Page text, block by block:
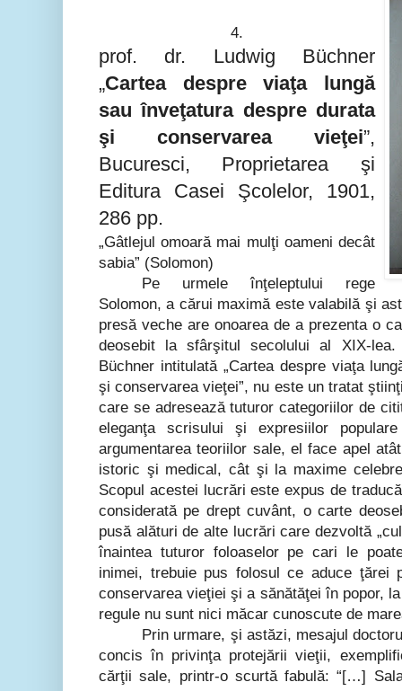
4.
prof. dr. Ludwig Büchner
„Cartea despre viaţa lungă
sau înveţatura despre durata
şi conservarea vieţei”,
Bucuresci, Proprietarea şi
Editura Casei Şcolelor, 1901,
286 pp.
„Gâtlejul omoară mai mulţi oameni decât
sabia” (Solomon)
Pe urmele înţeleptului rege
Solomon, a cărui maximă este valabilă şi
presă veche are onoarea de a prezenta o
deosebit la sfârşitul secolului al XIX-
Büchner intitulată „Cartea despre viaţa
şi conservarea vieţei”, nu este un tratat
care se adresează tuturor categoriilor de
eleganţa scrisului şi expresiilor
argumentarea teoriilor sale, el face apel
istoric şi medical, cât şi la maxime
Scopul acestei lucrări este expus de
considerată pe drept cuvânt, o carte
pusă alături de alte lucrări care dezvoltă
înaintea tuturor foloaselor pe cari le
inimei, trebuie pus folosul ce aduce ţărei
conservarea vieţiei şi a sănătăţei în popor,
regule nu sunt nici măcar cunoscute de
Prin urmare, şi astăzi, mesajul
concis în privinţa protejării vieţii,
cărţii sale, printr-o scurtă fabulă: “[…]